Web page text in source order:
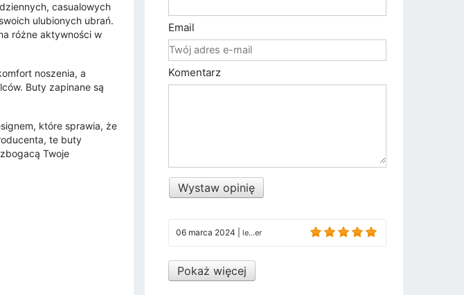
casualowych
ulubionych ubrań.
różne aktywności w
noszenia, a
Buty zapinane są
które sprawia, że
te buty
Twoje
Email
Komentarz
Wystaw opinię
06 marca 2024 le...er
Pokaż więcej